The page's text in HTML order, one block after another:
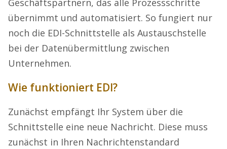
übernimmt und automatisiert. So fungiert nur
noch die EDI-Schnittstelle als Austauschstelle
bei der Datenübermittlung zwischen
Unternehmen.
Wie funktioniert EDI?
Zunächst empfängt Ihr System über die
Schnittstelle eine neue Nachricht. Diese muss
zunächst in Ihren Nachrichtenstandard